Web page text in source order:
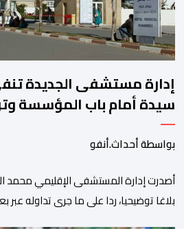
إدارة مستشفى الجديدة
سيدة أمام باب المؤسسة
بواسطة أحداث.أنفو
أصدرت إدارة المستشفى الإقليمي محمد
بلاغا توضيحيا، ردا على ما جرى تداوله